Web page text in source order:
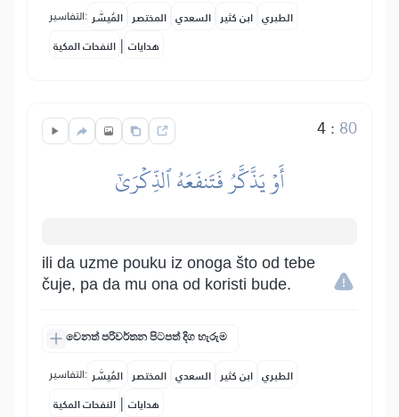
التفاسير: المُيسَّر المختصر السعدي ابن كثير الطبري
النفحات المكية | هدايات
4: 80
أَوۡ يَذَّكَّرُ فَتَنفَعَهُ ٱلذِّكۡرَىٰٓ
ili da uzme pouku iz onoga što od tebe
čuje, pa da mu ona od koristi bude.
වෙනත් පරිවර්තන පිටපත් දිග හැරුම
التفاسير: المُيسَّر المختصر السعدي ابن كثير الطبري
النفحات المكية | هدايات